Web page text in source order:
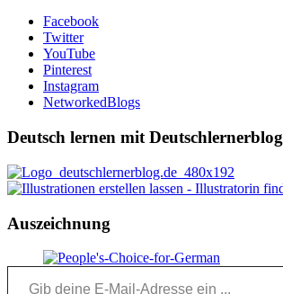
Facebook
Twitter
YouTube
Pinterest
Instagram
NetworkedBlogs
Deutsch lernen mit Deutschlernerblog
Auszeichnung
Gib deine E-Mail-Adresse ein ...